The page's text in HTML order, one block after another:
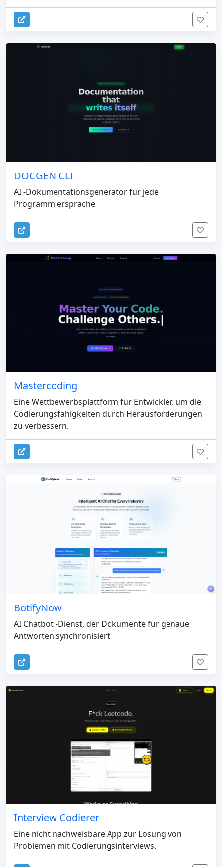
DOCGEN CLI
AI -Dokumentationsgenerator für jede
Programmiersprache
Mastercoding
Eine Wettbewerbsplattform für Entwickler, um die
Codierungsfähigkeiten durch Herausforderungen
zu verbessern.
BotifyNow
AI Chatbot -Dienst, der Dokumente für genaue
Antworten synchronisiert.
Interview Codierer
Eine nicht nachweisbare App zur Lösung von
Problemen mit Codierungsinterviews.